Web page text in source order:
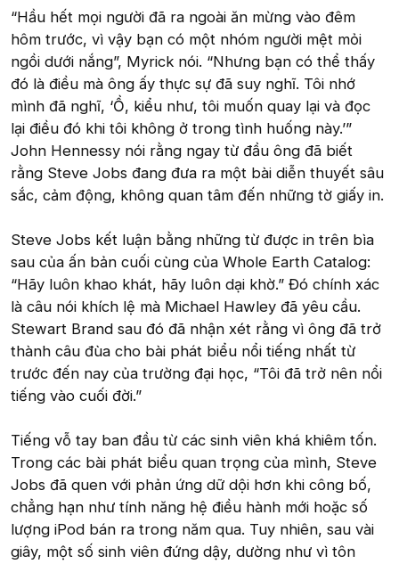
“Hầu hết mọi người đã ra ngoài ăn mừng vào đêm
hôm trước, vì vậy bạn có một nhóm người mệt mỏi
ngồi dưới nắng”, Myrick nói. “Nhưng bạn có thể thấy
đó là điều mà ông ấy thực sự đã suy nghĩ. Tôi nhớ
mình đã nghĩ, ‘Ồ, kiểu như, tôi muốn quay lại và đọc
lại điều đó khi tôi không ở trong tình huống này.’”
John Hennessy nói rằng ngay từ đầu ông đã biết
rằng Steve Jobs đang đưa ra một bài diễn thuyết sâu
sắc, cảm động, không quan tâm đến những tờ giấy in.
Steve Jobs kết luận bằng những từ được in trên bìa
sau của ấn bản cuối cùng của Whole Earth Catalog:
“Hãy luôn khao khát, hãy luôn dại khờ.” Đó chính xác
là câu nói khích lệ mà Michael Hawley đã yêu cầu.
Stewart Brand sau đó đã nhận xét rằng vì ông đã trở
thành câu đùa cho bài phát biểu nổi tiếng nhất từ
trước đến nay của trường đại học, “Tôi đã trở nên nổi
tiếng vào cuối đời.”
Tiếng vỗ tay ban đầu từ các sinh viên khá khiêm tốn.
Trong các bài phát biểu quan trọng của mình, Steve
Jobs đã quen với phản ứng dữ dội hơn khi công bố,
chẳng hạn như tính năng hệ điều hành mới hoặc số
lượng iPod bán ra trong năm qua. Tuy nhiên, sau vài
giây, một số sinh viên đứng dậy, dường như vì tôn